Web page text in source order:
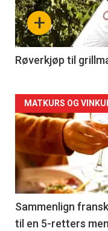
nå
-
4
+
Røverkjøp til
Forsiden
akkurat
nå
-
5
MATKURS OG
Sammenlign
til en 5-retters